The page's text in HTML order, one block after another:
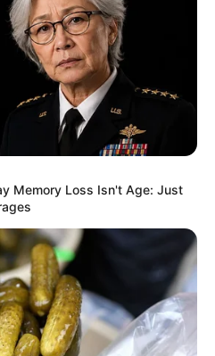
Memory Loss Isn't Age: Just